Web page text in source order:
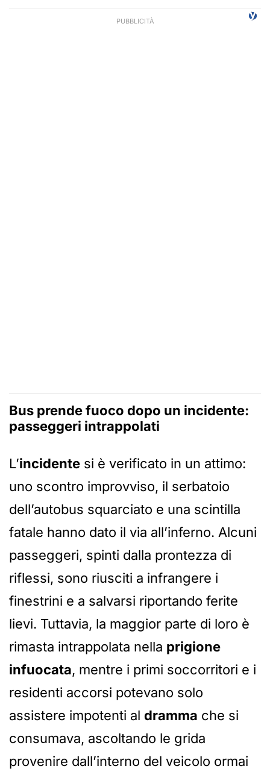
Bus prende fuoco dopo un incidente:
passeggeri intrappolati
L’incidente si è verificato in un attimo:
uno scontro improvviso, il serbatoio
dell’autobus squarciato e una scintilla
fatale hanno dato il via all’inferno. Alcuni
passeggeri, spinti dalla prontezza di
riflessi, sono riusciti a infrangere i
finestrini e a salvarsi riportando ferite
lievi. Tuttavia, la maggior parte di loro è
rimasta intrappolata nella prigione
infuocata, mentre i primi soccorritori e i
residenti accorsi potevano solo
assistere impotenti al dramma che si
consumava, ascoltando le grida
provenire dall’interno del veicolo ormai